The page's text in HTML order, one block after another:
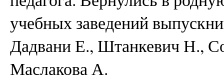
учебных заведений
Дадвани Е., Штанкевич Н.,
Маслакова А.